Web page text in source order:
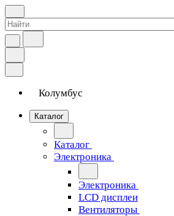
Колумбус
Каталог
Каталог
Электроника
Электроника
LCD дисплеи
Вентиляторы